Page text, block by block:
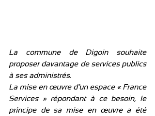
La commune de Digoin souhaite
proposer davantage de services publics
à ses administrés.
La mise en œuvre d’un espace « France
Services » répondant à ce besoin, le
principe de sa mise en œuvre a été